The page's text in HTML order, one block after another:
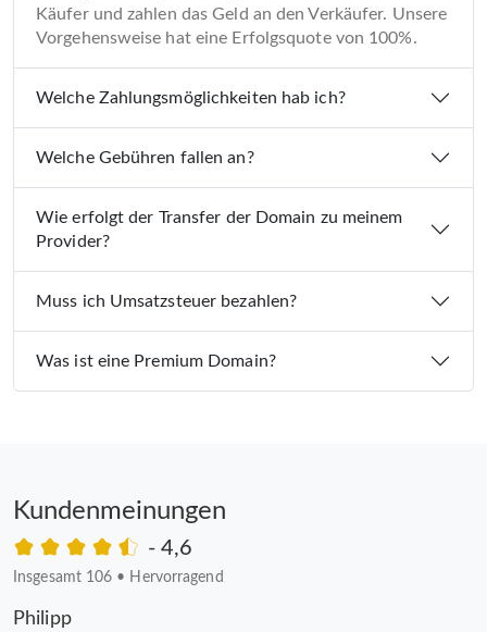
Käufer und zahlen das Geld an den Verkäufer. Unsere
Vorgehensweise hat eine Erfolgsquote von 100%.
Welche Zahlungsmöglichkeiten hab ich?
Welche Gebühren fallen an?
Wie erfolgt der Transfer der Domain zu meinem
Provider?
Muss ich Umsatzsteuer bezahlen?
Was ist eine Premium Domain?
Kundenmeinungen
- 4,6
Insgesamt 106 • Hervorragend
Philipp